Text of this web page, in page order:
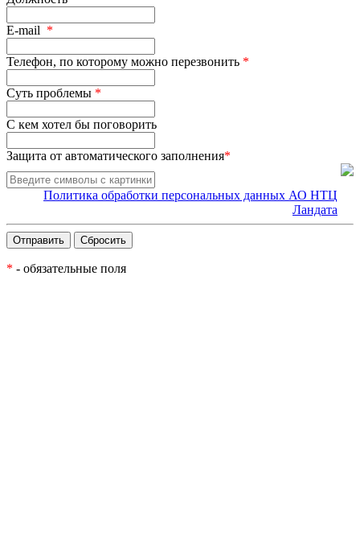
E-mail *
Телефон, по которому можно перезвонить *
Суть проблемы *
С кем хотел бы поговорить
Защита от автоматического заполнения*
Политика обработки персональных данных АО НТЦ
Ландата
* - обязательные поля